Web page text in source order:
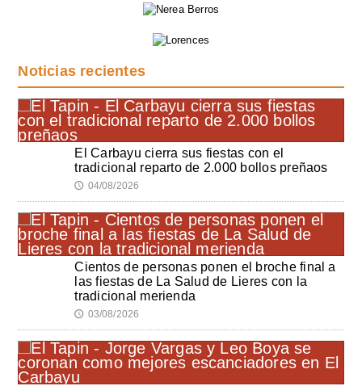
Noticias recientes
El Carbayu cierra sus fiestas con el
tradicional reparto de 2.000 bollos preñaos
🕔 04/08/2026
Cientos de personas ponen el broche final a
las fiestas de La Salud de Lieres con la
tradicional merienda
🕔 03/08/2026